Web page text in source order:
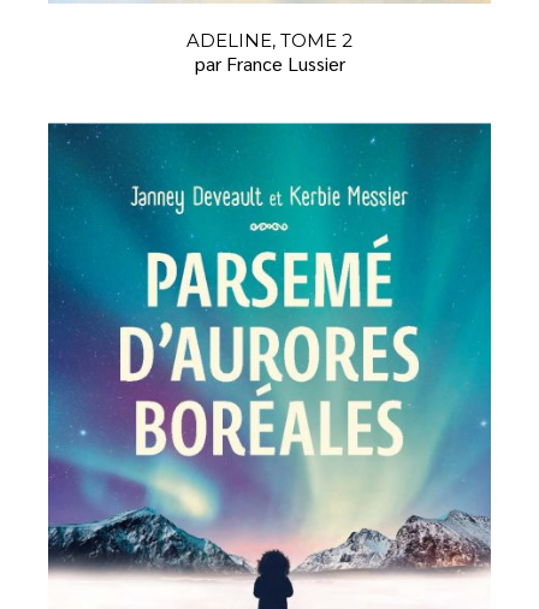
ADELINE, TOME 2
par France Lussier